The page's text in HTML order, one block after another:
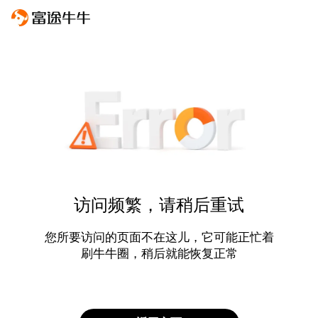
访问频繁，请稍后重试
您所要访问的页面不在这儿，它可能正忙着
刷牛牛圈，稍后就能恢复正常